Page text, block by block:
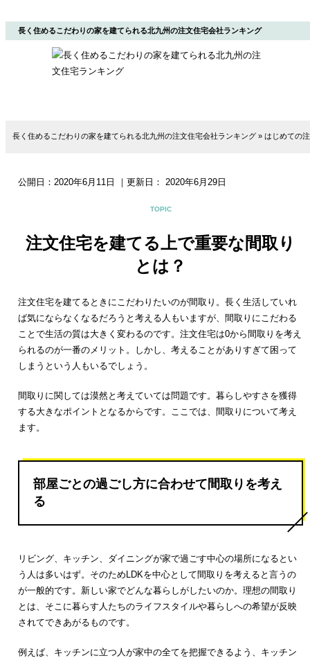
長く住めるこだわりの家を建てられる北九州の注文住宅会社ランキング
長く住めるこだわりの家を建てられる北九州の注文住宅会社ランキング » はじめての
公開日： 2020年6月11日 ｜更新日： 2020年6月29日
TOPIC
注文住宅を建てる上で重要な間取り
とは？
注文住宅を建てるときにこだわりたいのが間取り。長く生活していれ
ば気にならなくなるだろうと考える人もいますが、間取りにこだわる
ことで生活の質は大きく変わるのです。注文住宅は0から間取りを考え
られるのが一番のメリット。しかし、考えることがありすぎて困って
しまうという人もいるでしょう。
間取りに関しては漠然と考えていては問題です。暮らしやすさを獲得
する大きなポイントとなるからです。ここでは、間取りについて考え
ます。
部屋ごとの過ごし方に合わせて間取りを考え
る
リビング、キッチン、ダイニングが家で過ごす中心の場所になるとい
う人は多いはず。そのためLDKを中心として間取りを考えると言うの
が一般的です。新しい家でどんな暮らしがしたいのか。理想の間取り
とは、そこに暮らす人たちのライフスタイルや暮らしへの希望が反映
されてできあがるものです。
例えば、キッチンに立つ人が家中の全てを把握できるよう、キッチン